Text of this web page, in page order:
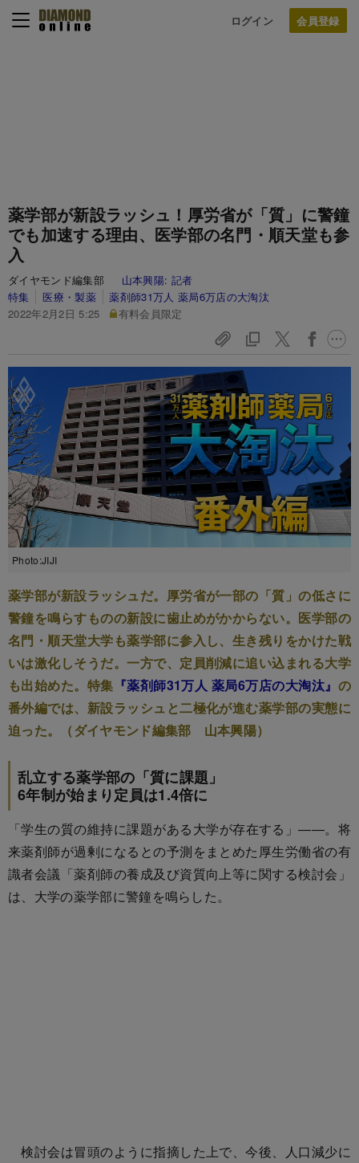
ログイン
薬学部が新設ラッシュ！厚労省が「質」に警鐘
でも加速する理由、医学部の名門・順天堂も参
入
ダイヤモンド編集部 山本興陽: 記者
特集
医療・製薬
薬剤師31万人 薬局6万店の大淘汰
2022年2月2日 5:25
有料会員限定
Photo:JIJI
薬学部が新設ラッシュだ。厚労省が一部の「質」の低さに
警鐘を鳴らすものの新設に歯止めがかからない。医学部の
名門・順天堂大学も薬学部に参入し、生き残りをかけた戦
いは激化しそうだ。一方で、定員削減に追い込まれる大学
も出始めた。特集 『薬剤師31万人 薬局6万店の大淘汰』 の
番外編では、新設ラッシュと二極化が進む薬学部の実態に
迫った。（ダイヤモンド編集部 山本興陽）
乱立する薬学部の「質に課題」
6年制が始まり定員は1.4倍に
「学生の質の維持に課題がある大学が存在する」――。将
来薬剤師が過剰になるとの予測をまとめた厚生労働省の有
識者会議「薬剤師の養成及び資質向上等に関する検討会」
は、大学の薬学部に警鐘を鳴らした。
検討会は冒頭のように指摘した上で、今後、人口減少に